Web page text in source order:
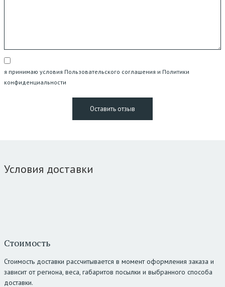
я принимаю условия Пользовательского соглашения и Политики
конфиденциальности
Условия доставки
Стоимость
Стоимость доставки рассчитывается в момент оформления заказа и
зависит от региона, веса, габаритов посылки и выбранного способа
доставки.